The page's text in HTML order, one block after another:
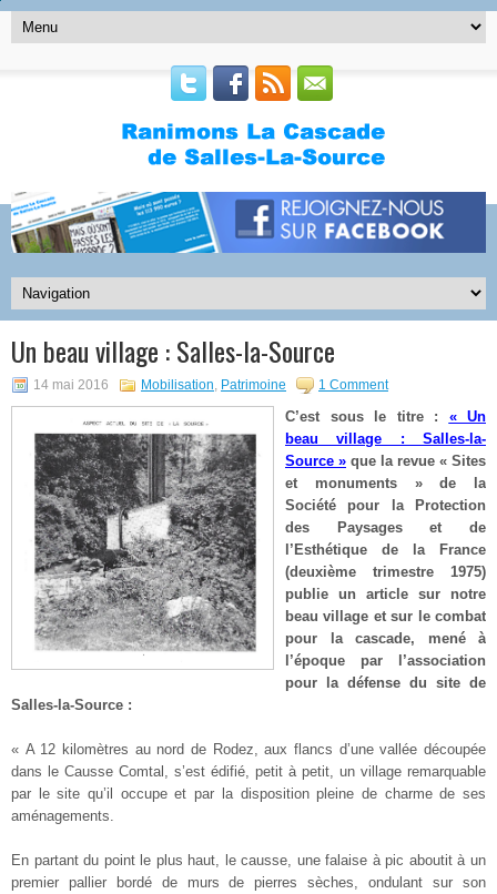
Un beau village : Salles-la-Source
14 mai 2016 Mobilisation, Patrimoine 1 Comment
C’est sous le titre : « Un
beau village : Salles-la-
Source » que la revue « Sites
et monuments » de la
Société pour la Protection
des Paysages et de
l’Esthétique de la France
(deuxième trimestre 1975)
publie un article sur notre
beau village et sur le combat
pour la cascade, mené à
l’époque par l’association
pour la défense du site de
Salles-la-Source :
« A 12 kilomètres au nord de Rodez, aux flancs d’une vallée découpée
dans le Causse Comtal, s’est édifié, petit à petit, un village remarquable
par le site qu’il occupe et par la disposition pleine de charme de ses
aménagements.
En partant du point le plus haut, le causse, une falaise à pic aboutit à un
premier pallier bordé de murs de pierres sèches, ondulant sur son